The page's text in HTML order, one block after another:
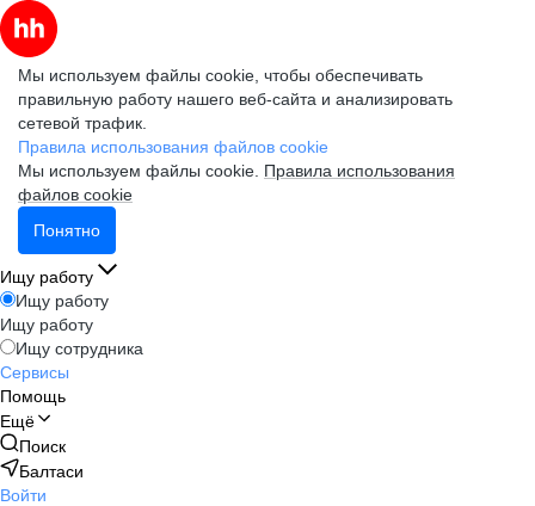
Мы используем файлы cookie, чтобы обеспечивать
правильную работу нашего веб-сайта и анализировать
сетевой трафик.
Правила использования файлов cookie
Мы используем файлы cookie. Правила использования
файлов cookie
Понятно
Ищу работу
Ищу работу
Ищу работу
Ищу сотрудника
Сервисы
Помощь
Ещё
Поиск
Балтаси
Войти